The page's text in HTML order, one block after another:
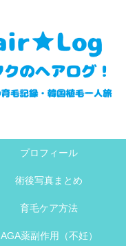
プロフィール
術後写真まとめ
育毛ケア方法
AGA薬副作用（不妊）